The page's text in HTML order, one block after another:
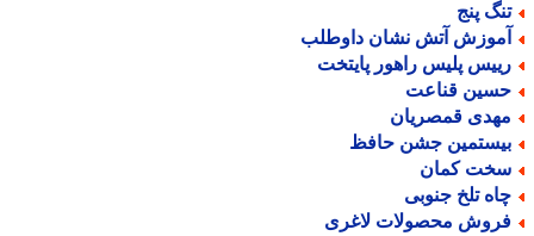
پنج
آتش نشان داوطلب
پلیس راهور پایتخت
قناعت
قمصریان
جشن حافظ
کمان
تلخ جنوبی
محصولات لاغری